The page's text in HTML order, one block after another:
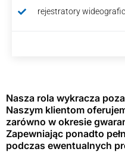
rejestratory
Nasza rola wykracza
Naszym klientom
zarówno w okresie
Zapewniając ponadto
podczas ewentualnych